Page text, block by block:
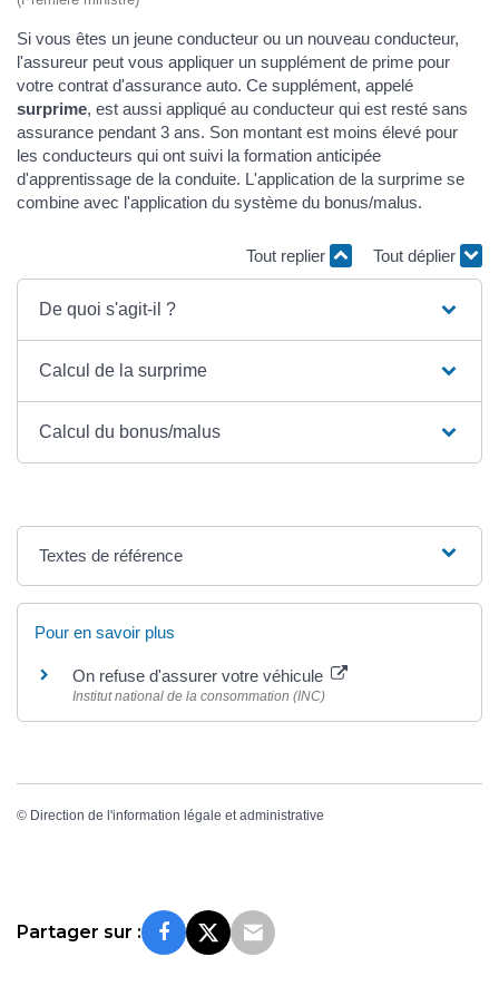
Si vous êtes un jeune conducteur ou un nouveau conducteur,
l'assureur peut vous appliquer un supplément de prime pour
votre contrat d'assurance auto. Ce supplément, appelé
surprime, est aussi appliqué au conducteur qui est resté sans
assurance pendant 3 ans. Son montant est moins élevé pour
les conducteurs qui ont suivi la formation anticipée
d'apprentissage de la conduite. L'application de la surprime se
combine avec l'application du système du bonus/malus.
Tout replier Tout déplier
De quoi s'agit-il ?
Calcul de la surprime
Calcul du bonus/malus
Textes de référence
Pour en savoir plus
On refuse d'assurer votre véhicule
Institut national de la consommation (INC)
© Direction de l'information légale et administrative
Partager sur :